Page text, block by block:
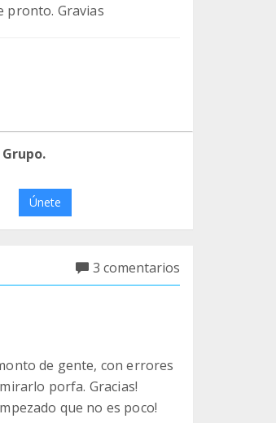
pronto. Gravias
Únete
3 comentarios
de gente, con errores
porfa. Gracias!
que no es poco!